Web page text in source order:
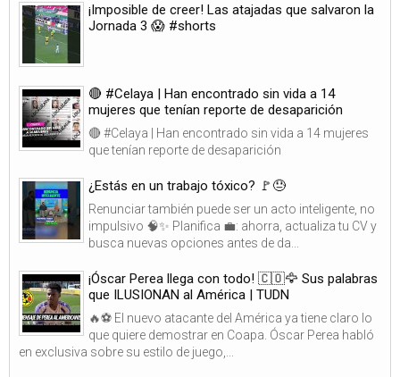
¡Imposible de creer! Las atajadas que salvaron la
Jornada 3 😱 #shorts
🔴 #Celaya | Han encontrado sin vida a 14
mujeres que tenían reporte de desaparición
🔴 #Celaya | Han encontrado sin vida a 14 mujeres
que tenían reporte de desaparición
¿Estás en un trabajo tóxico? 🚩😓
Renunciar también puede ser un acto inteligente, no
impulsivo 🧠✨ Planifica 💼: ahorra, actualiza tu CV y
busca nuevas opciones antes de da...
¡Óscar Perea llega con todo! 🇨🇴🦅 Sus palabras
que ILUSIONAN al América | TUDN
🔥⚽ El nuevo atacante del América ya tiene claro lo
que quiere demostrar en Coapa. Óscar Perea habló
en exclusiva sobre su estilo de juego,...